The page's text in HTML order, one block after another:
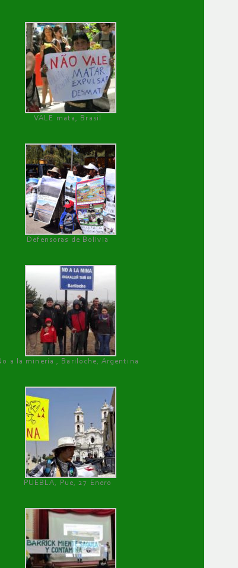
VALE mata, Brasil
Defensoras de Bolivia
a la minería , Bariloche, Argentina
PUEBLA, Pue, 27 Enero